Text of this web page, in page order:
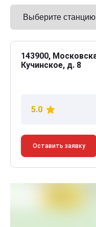
143900,
Кучинское, д. 8
5.0
Оставить заявку